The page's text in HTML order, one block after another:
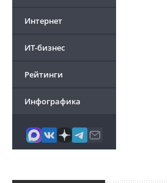
Интернет
ИТ-бизнес
Рейтинги
Инфографика